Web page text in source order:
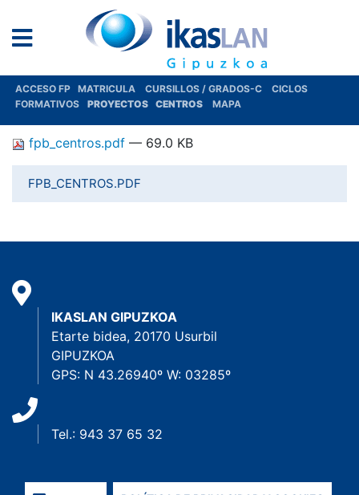
ACCESO FP MATRICULA CURSILLOS / GRADOS-C
CICLOS
FORMATIVOS
PROYECTOS CENTROS MAPA
fpb_centros.pdf — 69.0 KB
FPB_CENTROS.PDF
IKASLAN GIPUZKOA
Etarte bidea, 20170 Usurbil
GIPUZKOA
GPS: N 43.26940º W: 03285º
Tel.: 943 37 65 32